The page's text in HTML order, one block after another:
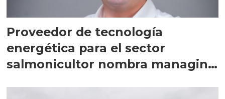
Proveedor de tecnología
energética para el sector
salmonicultor nombra managing